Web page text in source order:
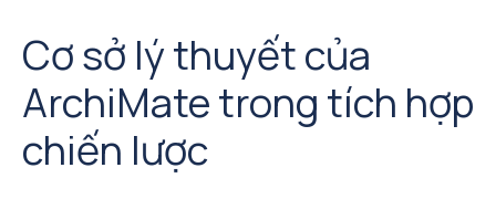
Cơ sở lý thuyết của
ArchiMate trong tích hợp
chiến lược